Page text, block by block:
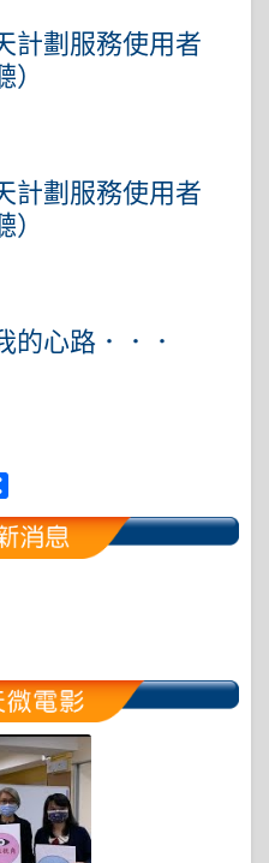
計劃服務使用者
計劃服務使用者
的心路．．．